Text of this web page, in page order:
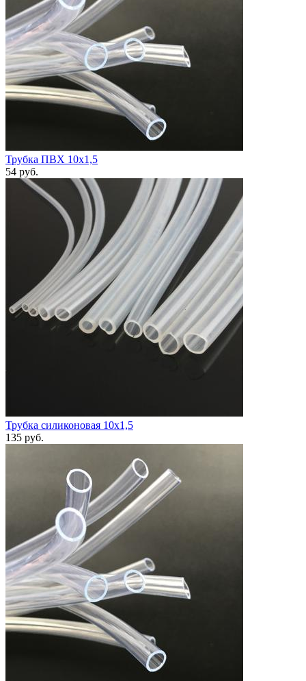
Трубка ПВХ 10х1,5
54 руб.
Трубка силиконовая 10х1,5
135 руб.